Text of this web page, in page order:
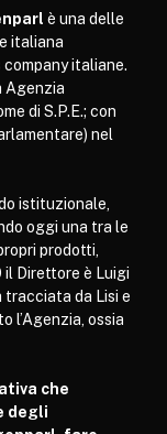
è una delle
italiana
italiane.
Agenzia
di S.P.E.; con
nel
istituzionale,
oggi una tra le
prodotti,
il Direttore è Luigi
tracciata da Lisi e
l’Agenzia, ossia
che
degli